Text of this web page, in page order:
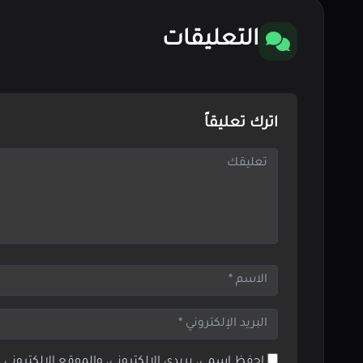
التعليقات
اترك تعليقاً